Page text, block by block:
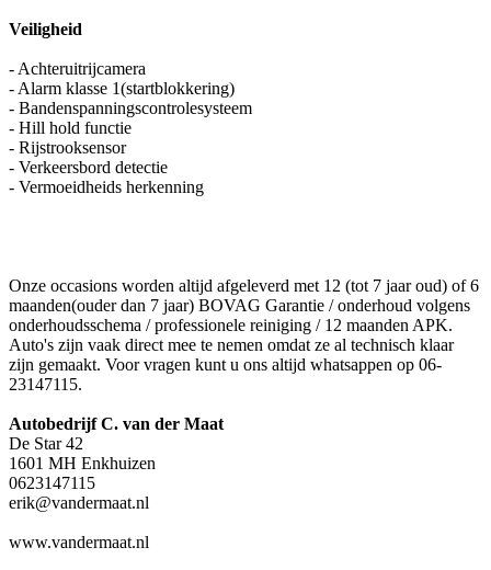
Veiligheid
- Achteruitrijcamera
- Alarm klasse 1(startblokkering)
- Bandenspanningscontrolesysteem
- Hill hold functie
- Rijstrooksensor
- Verkeersbord detectie
- Vermoeidheids herkenning
Onze occasions worden altijd afgeleverd met 12 (tot 7 jaar oud) of 6
maanden(ouder dan 7 jaar) BOVAG Garantie / onderhoud volgens
onderhoudsschema / professionele reiniging / 12 maanden APK.
Auto's zijn vaak direct mee te nemen omdat ze al technisch klaar
zijn gemaakt. Voor vragen kunt u ons altijd whatsappen op 06-
23147115.
Autobedrijf C. van der Maat
De Star 42
1601 MH Enkhuizen
0623147115
erik@vandermaat.nl
www.vandermaat.nl